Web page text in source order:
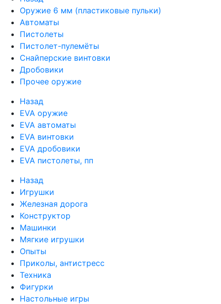
Оружие 6 мм (пластиковые пульки)
Автоматы
Пистолеты
Пистолет-пулемёты
Снайперские винтовки
Дробовики
Прочее оружие
Назад
EVA оружие
EVA автоматы
EVA винтовки
EVA дробовики
EVA пистолеты, пп
Назад
Игрушки
Железная дорога
Конструктор
Машинки
Мягкие игрушки
Опыты
Приколы, антистресс
Техника
Фигурки
Настольные игры